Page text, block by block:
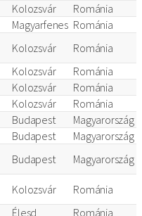
Kolozsvár
Románia
Magyarfenes Románia
Kolozsvár
Románia
Kolozsvár
Románia
Kolozsvár
Románia
Kolozsvár
Románia
Budapest
Magyarország
Budapest
Magyarország
Budapest Magyarország
Kolozsvár
Románia
Élesd
Románia